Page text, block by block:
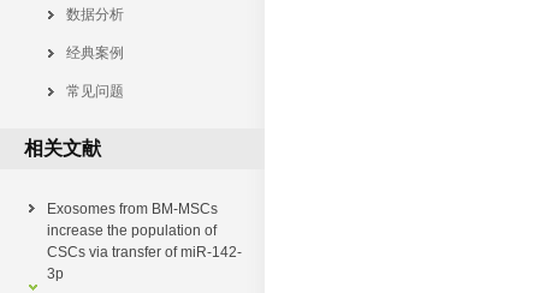
数据分析
经典案例
常见问题
相关文献
Exosomes from BM-MSCs
increase the population of
CSCs via transfer of miR-142-
3p